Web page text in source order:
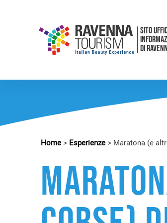
SITO
DI
Home > Esperienze > Maratona (e